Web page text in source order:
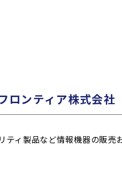
ロンティア株式会社
ィ製品など情報機器の販売